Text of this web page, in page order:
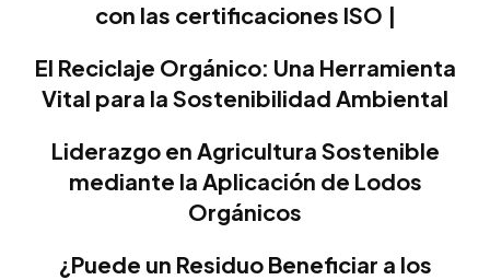
con las certificaciones ISO |
El Reciclaje Orgánico: Una Herramienta
Vital para la Sostenibilidad Ambiental
Liderazgo en Agricultura Sostenible
mediante la Aplicación de Lodos
Orgánicos
¿Puede un Residuo Beneficiar a los